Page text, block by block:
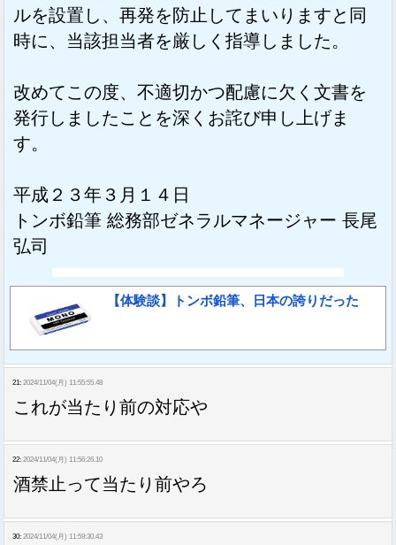
ルを設置し、再発を防止してまいりますと同
時に、当該担当者を厳しく指導しました。
改めてこの度、不適切かつ配慮に欠く文書を
発行しましたことを深くお詫び申し上げま
す。
平成２３年３月１４日
トンボ鉛筆 総務部ゼネラルマネージャー 長尾
弘司
【体験談】トンボ鉛筆、日本の誇りだった
21: 2024/11/04(月) 11:55:55.48
これが当たり前の対応や
22: 2024/11/04(月) 11:56:26.10
酒禁止って当たり前やろ
30: 2024/11/04(月) 11:59:30.43